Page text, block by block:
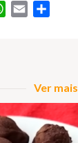
WhatsApp
Email
Ver